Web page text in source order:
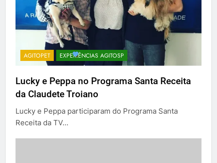
AGITOPET EXPERIÊNCIAS AGITOSP
Lucky e Peppa no Programa Santa Receita
da Claudete Troiano
Lucky e Peppa participaram do Programa Santa
Receita da TV…